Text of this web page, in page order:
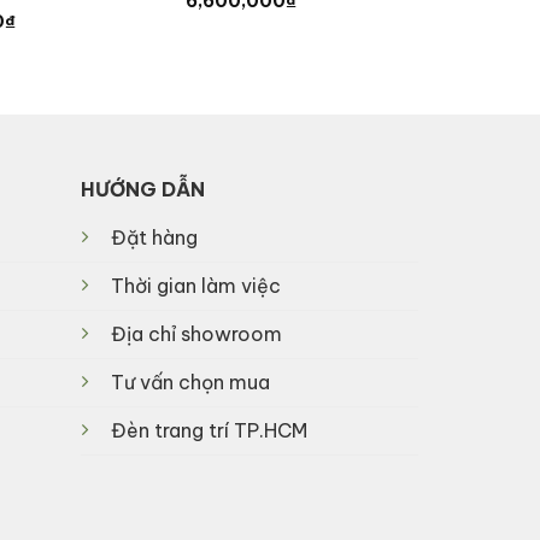
₫Current
HƯỚNG DẪN
Đặt hàng
Thời gian làm việc
Địa chỉ showroom
Tư vấn chọn mua
Đèn trang trí TP.HCM